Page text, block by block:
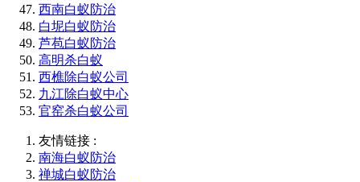
西南白蚁防治
白坭白蚁防治
芦苞白蚁防治
高明杀白蚁
西樵除白蚁公司
九江除白蚁中心
官窑杀白蚁公司
友情链接 :
南海白蚁防治
禅城白蚁防治